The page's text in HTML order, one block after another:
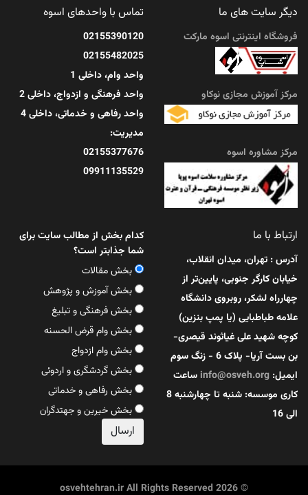
چگونه آرامش درونی را در زندگی پرمشغله حفظ کنیم؟
آنچه در این مقاله ...
مرداد 11, 1405
دیگر سایت های ما
فروشگاه اینترنتی اسوه مارکت
مرکز آموزش مجازی نوکاو
مرکز مشاوره اسوه
تماس با واحدهای اسوه
02155390120
02155482025
واحد وام، داخلی 1
واحد فرهنگی و ازدواج، داخلی 2
واحد رفاهی و خدماتی، داخلی 4
مدیریت:
02155377676
09911135529
ارتباط با ما
آدرس : تهران، میدان انقلاب،
خیابان کارگر جنوبی، پایین‌تر از
چهارراه لشکر، روبروی دانشگاه
علامه طباطبایی (یا پمپ بنزین)
کوچه شهید علی غیاثوند قیصری-
بن بست آریا- پلاک 6 - زنگ سوم
ایمیل: info@osveh.org ساعت
کاری موسسه: شنبه تا چهارشنبه 8
الی 16
کدام بخش از مطالب سایت برای
شما جذابتر است؟
بخش مقالات
بخش آموزش و پژوهش
بخش فرهنگی و تبلیغ
بخش وام قرض الحسنه
بخش وام ازدواج
بخش گردشگری و اردوئی
بخش رفاهی و خدماتی
بخش خیرین و جهتدگران
© 2026 osvehtehran.ir All Rights Reserved